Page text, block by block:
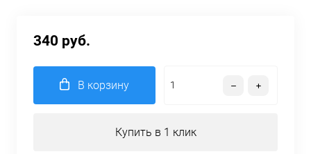
340 руб.
В корзину
Купить в 1 клик